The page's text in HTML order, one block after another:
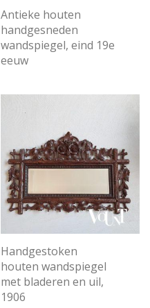
Antieke houten
handgesneden
wandspiegel, eind 19e
eeuw
Handgestoken
houten wandspiegel
met bladeren en uil,
1906